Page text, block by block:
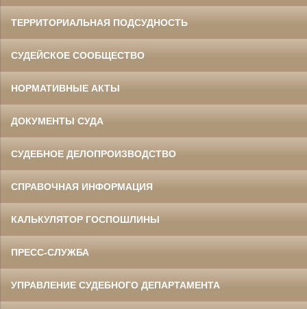
ТЕРРИТОРИАЛЬНАЯ ПОДСУДНОСТЬ
СУДЕЙСКОЕ СООБЩЕСТВО
НОРМАТИВНЫЕ АКТЫ
ДОКУМЕНТЫ СУДА
СУДЕБНОЕ ДЕЛОПРОИЗВОДСТВО
СПРАВОЧНАЯ ИНФОРМАЦИЯ
КАЛЬКУЛЯТОР ГОСПОШЛИНЫ
ПРЕСС-СЛУЖБА
УПРАВЛЕНИЕ СУДЕБНОГО ДЕПАРТАМЕНТА